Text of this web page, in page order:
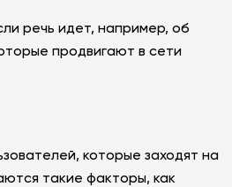
речь идет, например, об
продвигают в сети
которые заходят на
такие факторы, как